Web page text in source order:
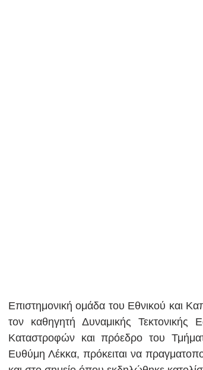
Επιστημονική ομάδα του Εθνικού και
τον καθηγητή Δυναμικής Τεκτονικής
Καταστροφών και πρόεδρο του
Ευθύμη Λέκκα, πρόκειται να